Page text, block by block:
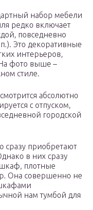
набор мебели
редко включает
повседневно
Это декоративные
интерьеров,
фото выше –
стиле.
абсолютно
с отпуском,
городской
сразу приобретают
в них сразу
плотные
Она совершенно не
нам тумбой для